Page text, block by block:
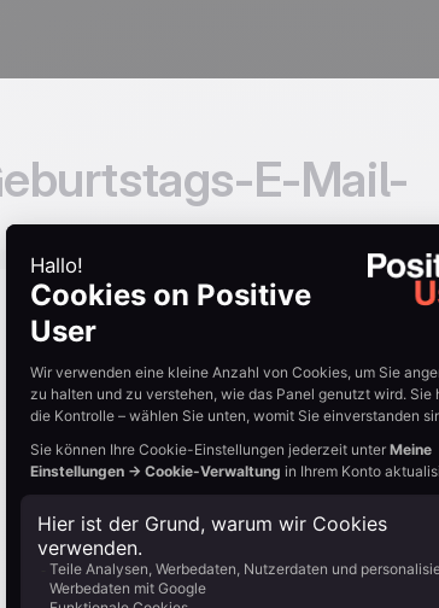
E-Mail-
Ist das
Geschenk eine
Feier wert?
5 % Rabatt auf ein 200-Euro-Produkt fühlt
sich nicht wie ein Geburtstagsgeschenk
an. Ein bedeutendes Angebot, ein
kostenloser Artikel oder ein echtes